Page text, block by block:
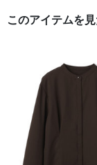
このアイテムを